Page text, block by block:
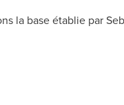
la base établie par